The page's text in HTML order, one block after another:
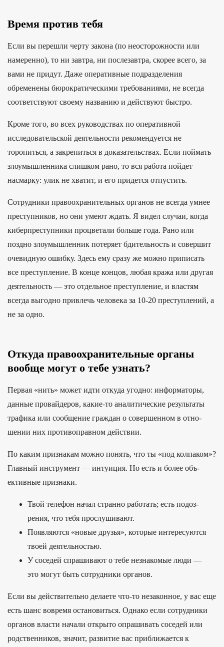
Время против тебя
Если вы перешли черту закона (по неосторожности или
намеренно), то ни завтра, ни послезавтра, скорее всего, за
вами не придут. Даже оперативные подразделения
обременены бюрократическими требованиями, не всегда
соответствуют своему названию и действуют быстро.
Кроме того, во всех руководствах по оперативной
исследовательской деятельности рекомендуется не
торопиться, а закрепиться в доказательствах. Если поймать
злоумышленника слишком рано, то вся работа пойдет
насмарку: улик не хватит, и его придется отпустить.
Сотрудники правоохранительных органов не всегда умнее
преступников, но они умеют ждать. Я видел случаи, когда
киберпреступники процветали больше года. Рано или
поздно злоумышленник потеряет бдительность и совершит
очевидную ошибку. Здесь ему сразу же можно приписать
все преступление. В конце концов, любая кража или другая
деятельность — это отдельное преступление, и властям
всегда выгодно привлечь человека за 10-20 преступлений, а
не за одно.
Откуда правоохранительные органы
вообще могут о тебе узнать?
Пер­вая «нить» может идти отку­да угод­но: информа­торы,
дан­ные про­вай­деров, какие‑то ана­лити­чес­кие резуль­таты
тра­фика или сооб­щение граж­дан о совер­шенном в отно­
шении них про­тивоп­равном дей­ствии.
По каким приз­накам мож­но понять, что ты «под кол­паком»?
Глав­ный инс­тру­мент — инту­иция. Но есть и более объ­
ективные приз­наки.
Твой телефон начал стран­но работать; есть подоз­
рения, что тебя прос­лушива­ют.
По­явля­ются «новые друзья», которые инте­ресу­ются
тво­ей деятель­ностью.
У соседей спра­шива­ют о тебе нез­накомые люди —
это могут быть сот­рудни­ки орга­нов.
Если вы действительно делаете что-то незаконное, у вас еще
есть шанс вовремя остановиться. Однако если сотрудники
органов власти начали открыто опрашивать соседей или
родственников, значит, развитие вас приближается к